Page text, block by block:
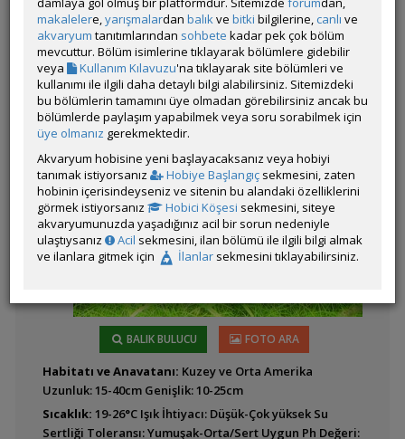
Liste
Blyxa aubertii
Blyxa japonica
Cryptocoryne affinis
BALIK BULUCU FOTO ARA
Habitatı ve Anavatanı: Kuzey ve Orta Amerika
Uzunluk: 15-40cm Genişlik: 10-25cm
Sıcaklık: 19-26°C Işık İhtiyacı: Düşük-Çok yüksek Su
Sertliği Toleransı: Yumuşak-Orta/Sert Uygun Ph Değeri:
makalelere,yarışmalardan balıkve bitki bilgilerine, canlı ve
akvaryum tanıtımlarından sohbete kadar pek çok bölüm
mevcuttur. Bölüm isimlerine tıklayarak bölümlere gidebilir
veya
Kullanım Kılavuzu'na tıklayarak site bölümleri ve
kullanımı ile ilgili daha detaylı bilgi alabilirsiniz. Sitemizdeki
bu bölümlerin tamamını üye olmadan görebilirsiniz ancak bu
bölümlerde paylaşım yapabilmek veya soru sorabilmek için
üye olmanız gerekmektedir.
Akvaryum hobisine yeni başlayacaksanız veya hobiyi
tanımak istiyorsanız
Hobiye Başlangıç sekmesini, zaten
hobinin içerisindeyseniz ve sitenin bu alandaki özelliklerini
görmek istiyorsanız
Hobici Köşesi sekmesini, siteye
akvaryumunuzda yaşadığınız acil bir sorun nedeniyle
ulaştıysanız
Acil sekmesini, ilan bölümü ile ilgili bilgi almak
ve ilanlara gitmek için
İlanlar sekmesini tıklayabilirsiniz.